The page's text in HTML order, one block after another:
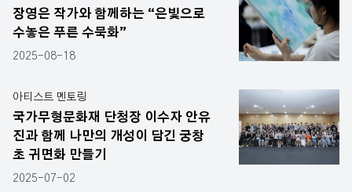
장영은 작가와 함께하는 “은빛으로
수놓은 푸른 수묵화”
2025-08-18
아티스트 멘토링
국가무형문화재 단청장 이수자 안유
진과 함께 나만의 개성이 담긴 궁창
초 귀면화 만들기
2025-07-02